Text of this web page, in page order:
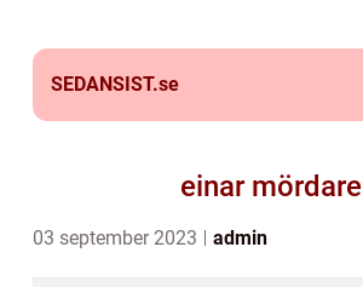
SEDANSIST.se
einar mördare
03 september 2023 admin